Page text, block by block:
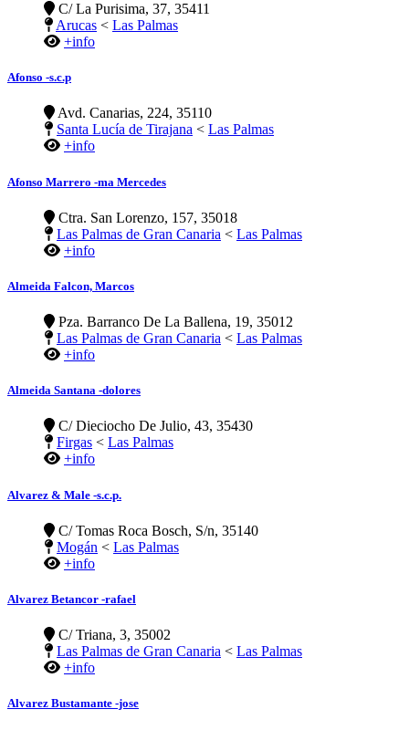
C/ La Purisima, 37, 35411
Arucas < Las Palmas
+info
Afonso -s.c.p
Avd. Canarias, 224, 35110
Santa Lucía de Tirajana < Las Palmas
+info
Afonso Marrero -ma Mercedes
Ctra. San Lorenzo, 157, 35018
Las Palmas de Gran Canaria < Las Palmas
+info
Almeida Falcon, Marcos
Pza. Barranco De La Ballena, 19, 35012
Las Palmas de Gran Canaria < Las Palmas
+info
Almeida Santana -dolores
C/ Dieciocho De Julio, 43, 35430
Firgas < Las Palmas
+info
Alvarez & Male -s.c.p.
C/ Tomas Roca Bosch, S/n, 35140
Mogán < Las Palmas
+info
Alvarez Betancor -rafael
C/ Triana, 3, 35002
Las Palmas de Gran Canaria < Las Palmas
+info
Alvarez Bustamante -jose